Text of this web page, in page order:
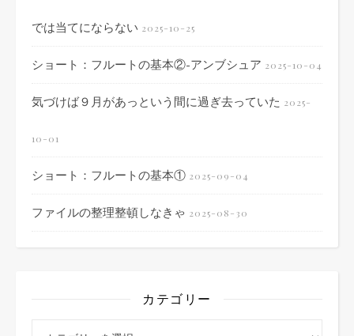
では当てにならない 2025-10-25
ショート：フルートの基本②-アンブシュア 2025-10-04
気づけば９月があっという間に過ぎ去っていた 2025-
10-01
ショート：フルートの基本① 2025-09-04
ファイルの整理整頓しなきゃ 2025-08-30
カテゴリー